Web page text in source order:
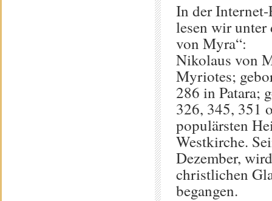
In der
lesen wir
von Myra“:
Nikolaus von
Myriotes;
286 in Patara;
326, 345, 351
populärsten
Westkirche.
Dezember,
christlichen
begangen.